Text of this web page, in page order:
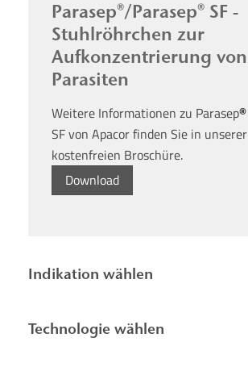
Parasep®/Parasep® SF -
Stuhlröhrchen zur
Aufkonzentrierung von
Parasiten
Weitere Informationen zu Parasep®
SF von Apacor finden Sie in unserer
kostenfreien Broschüre.
Download
Indikation wählen
Technologie wählen